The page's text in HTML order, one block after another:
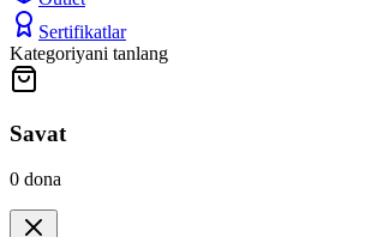
Sertifikatlar
Kategoriyani tanlang
Savat
0 dona